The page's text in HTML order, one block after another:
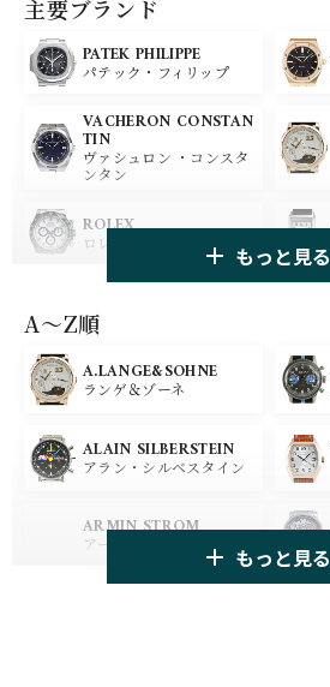
主要ブランド
PATEK PHILIPPE
パテック・フィリップ
VACHERON CONSTAN
TIN
ヴァシュロン ・コンスタ
ンタン
ROLEX
ロレックス
パネライ
OMEGA
オメガ
BLANCPAIN
ブランパン
HUBLOT
ウブロ
もっと見る
A〜Z順
A.LANGE&SOHNE
ランゲ＆ゾーネ
ALAIN SILBERSTEIN
アラン・シルベスタイン
ARMIN STROM
アーミン・シュトロームもっと見る